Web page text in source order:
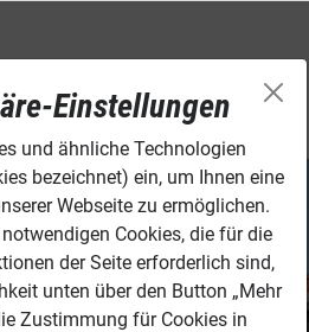
Einstellungen
und ähnliche Technologien
bezeichnet) ein, um Ihnen eine
Webseite zu ermöglichen.
Cookies, die für die
der Seite erforderlich sind,
unten über den Button „Mehr
Zustimmung für Cookies in